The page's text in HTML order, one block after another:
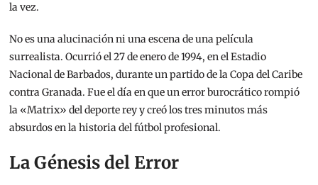
la vez.
No es una alucinación ni una escena de una película
surrealista. Ocurrió el 27 de enero de 1994, en el Estadio
Nacional de Barbados, durante un partido de la Copa del Caribe
contra Granada. Fue el día en que un error burocrático rompió
la «Matrix» del deporte rey y creó los tres minutos más
absurdos en la historia del fútbol profesional.
La Génesis del Error